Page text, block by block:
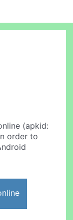
(apkid:
order to